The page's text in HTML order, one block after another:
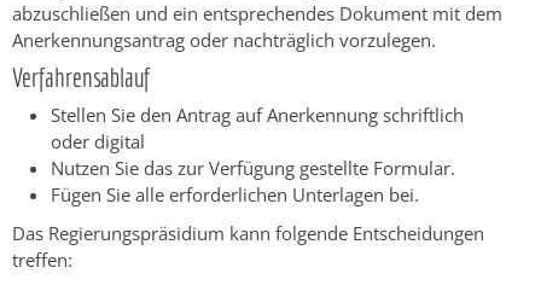
abzuschließen und ein entsprechendes Dokument mit dem
Anerkennungsantrag oder nachträglich vorzulegen.
Verfahrensablauf
Stellen Sie den Antrag auf Anerkennung schriftlich
oder digital
Nutzen Sie das zur Verfügung gestellte Formular.
Fügen Sie alle erforderlichen Unterlagen bei.
Das Regierungspräsidium kann folgende Entscheidungen
treffen: